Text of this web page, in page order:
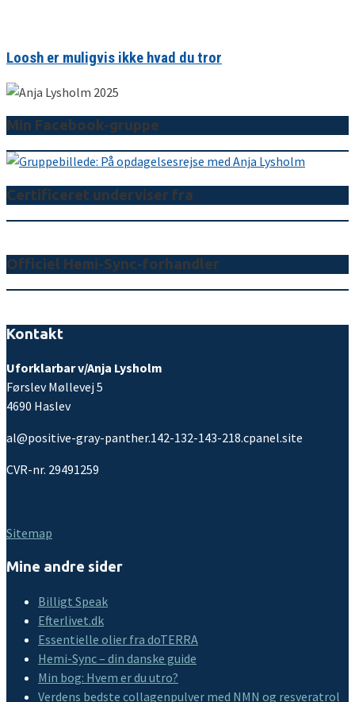
Loosh er muligvis ikke hvad du tror
Min Facebook-gruppe
Certificeret underviser fra
Officiel Hemi-Sync-forhandler
Kontakt
Uforklarbar v/Anja Lysholm
Førslev Møllevej 5
4690 Haslev
al@positive-gray-panther.142-132-143-218.cpanel.site
CVR-nr. 29491259
Sitemap
Mine andre sider
Billigt Speak
Efterlivet.dk
Essentielle olier fra doTERRA
Hemi-Sync – din danske guide
Min bog: Hvem er du utro?
Verdens bedste collagenpulver med NMN og resveratrol